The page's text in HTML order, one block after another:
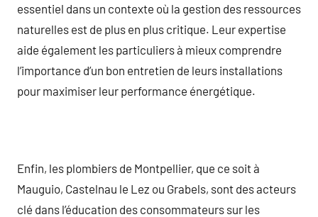
essentiel dans un contexte où la gestion des ressources
naturelles est de plus en plus critique. Leur expertise
aide également les particuliers à mieux comprendre
l’importance d’un bon entretien de leurs installations
pour maximiser leur performance énergétique.
Enfin, les plombiers de Montpellier, que ce soit à
Mauguio, Castelnau le Lez ou Grabels, sont des acteurs
clé dans l’éducation des consommateurs sur les